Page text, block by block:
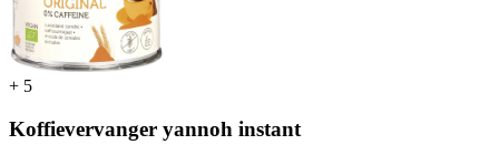
+ 5
Koffievervanger yannoh instant